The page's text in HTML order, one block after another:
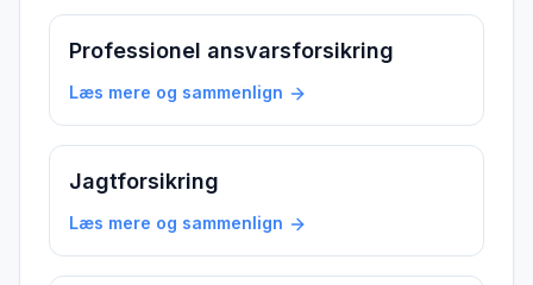
Professionel ansvarsforsikring
Læs mere og sammenlign
Jagtforsikring
Læs mere og sammenlign